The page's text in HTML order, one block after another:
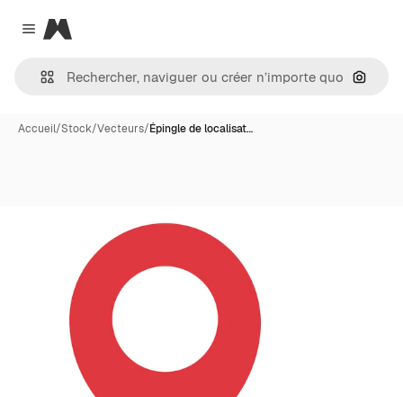
Close menu
Magnific
Accueil/Stock/Vecteurs/Épingle de localisat…